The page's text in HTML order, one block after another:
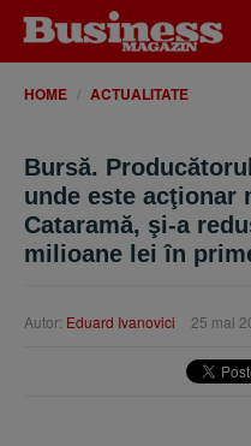
HOME ACTUALITATE
Bursă.
unde este acţionar
Cataramă, şi-a
milioane lei în
Autor: Eduard Ivanovici 25 mai